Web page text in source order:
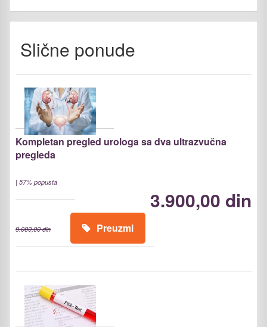
Slične ponude
Kompletan pregled urologa sa dva ultrazvučna
pregleda
| 57% popusta
3.900,00 din
9.000,00 din Preuzmi